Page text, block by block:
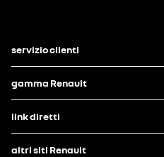
servizio clienti
gamma Renault
link diretti
altri siti Renault